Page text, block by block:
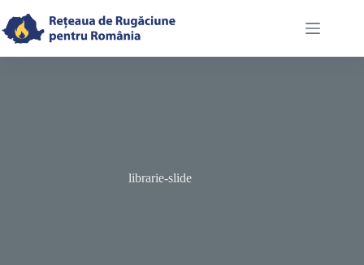
to
content
librarie-slide